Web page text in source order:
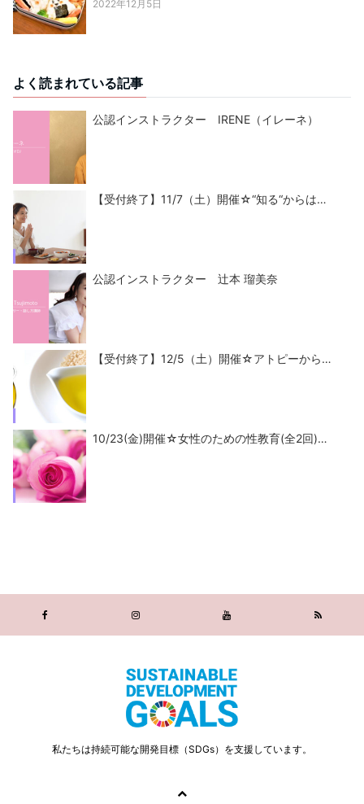
2022年12月5日
よく読まれている記事
公認インストラクター IRENE（イレーネ）
【受付終了】11/7（土）開催☆“知る“からは…
公認インストラクター 辻本 瑠美奈
【受付終了】12/5（土）開催☆アトピーから…
10/23(金)開催☆女性のための性教育(全2回)…
私たちは持続可能な開発目標（SDGs）を支援しています。